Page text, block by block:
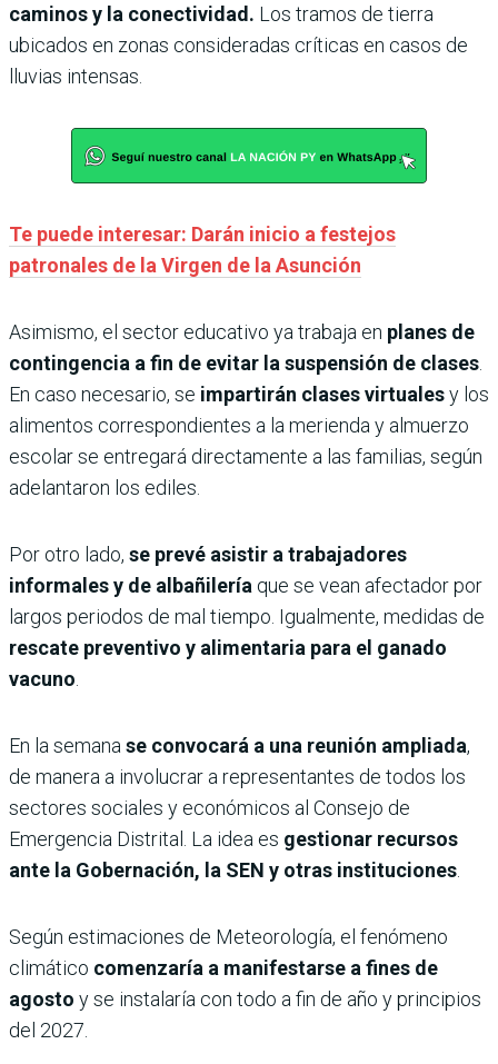
caminos y la conectividad. Los tramos de tierra
ubicados en zonas consideradas críticas en casos de
lluvias intensas.
Te puede interesar: Darán inicio a festejos
patronales de la Virgen de la Asunción
Asimismo, el sector educativo ya trabaja en planes de
contingencia a fin de evitar la suspensión de clases
En caso necesario, se impartirán clases virtualesy los
alimentos correspondientes a la merienda y almuerzo
escolar se entregará directamente a las familias, según
adelantaron los ediles.
Por otro lado, se prevé asistir a trabajadores
informales y de albañilería que se vean afectador por
largos periodos de mal tiempo. Igualmente, medidas de
rescate preventivo y alimentaria para el ganado
vacuno
En la semana se convocará a una reunión ampliada,
de manera a involucrar a representantes de todos los
sectores sociales y económicos al Consejo de
Emergencia Distrital. La idea es gestionar recursos
ante la Gobernación, la SEN y otras instituciones
Según estimaciones de Meteorología, el fenómeno
climático comenzaría a manifestarse a fines de
agosto y se instalaría con todo a fin de año y principios
del 2027.